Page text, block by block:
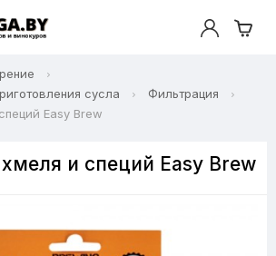
сусла
Фильтрация
Easy Brew
и специй Easy Brew